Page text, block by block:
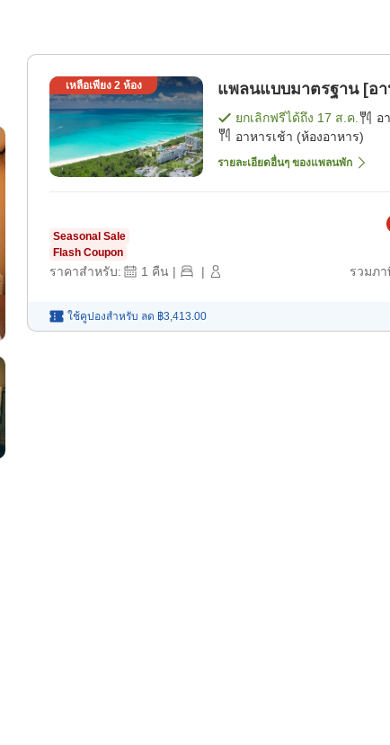
เหลือเพียง 2ห้อง แพลนแบบมาตรฐาน [อา
ยกเลิกฟรีได้ถึง 17 ส.ค. อ
อาหารเช้า (ห้องอาหาร)
รายละเอียดอื่นๆ ของแพลนพัก
Seasonal Sale
Flash Coupon
ราคาสำหรับ: 1 คืน | | รวมภ
ใช้คูปองสำหรับ ลด ฿3,413.00